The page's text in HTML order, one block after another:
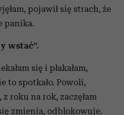
pojawił się strach, że
panika.
wstać”.
się i płakałam,
to spotkało. Powoli,
roku na rok, zaczęłam
zmienia, odblokowuje.